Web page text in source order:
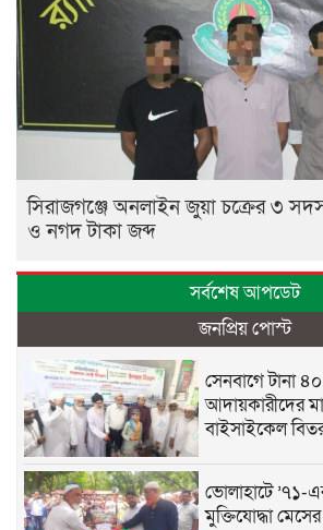
সিরাজগঞ্জে অনলাইন জুয়া চক্রের ৩
ও নগদ টাকা জব্দ
সর্বশেষ আপডেট
জনপ্রিয় পোস্ট
সেনবাগে টানা
আদায়কারীদের
বাইসাইকেল
ভোলাহাটে ’৭১-
মুক্তিযোদ্ধা